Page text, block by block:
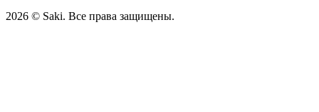
2026 © Saki. Все права защищены.